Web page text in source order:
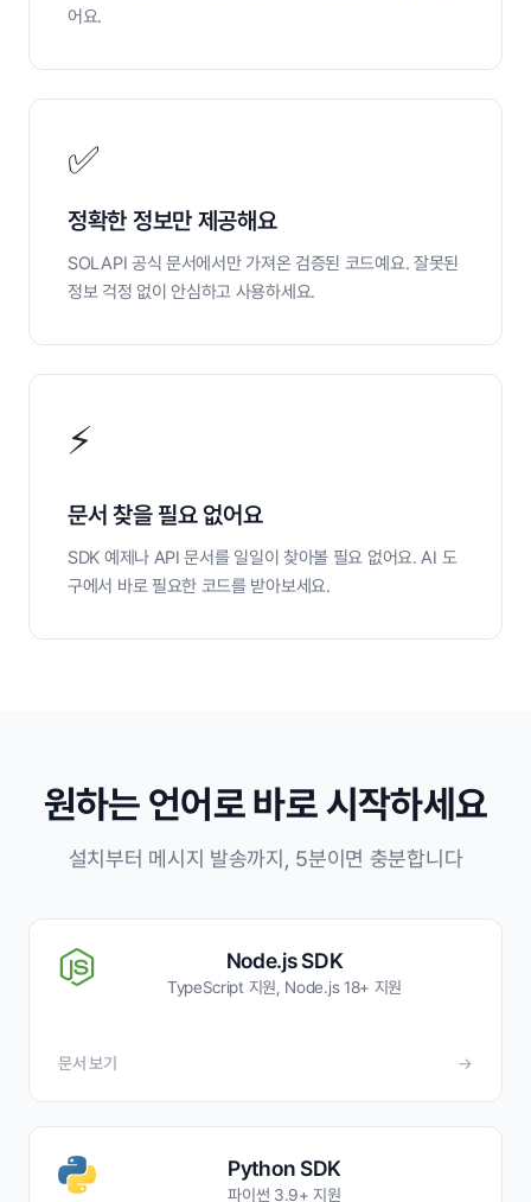
어요.
✅
정확한 정보만 제공해요
SOLAPI 공식 문서에서만 가져온 검증된 코드예요. 잘못된
정보 걱정 없이 안심하고 사용하세요.
⚡
문서 찾을 필요 없어요
SDK 예제나 API 문서를 일일이 찾아볼 필요 없어요. AI 도
구에서 바로 필요한 코드를 받아보세요.
원하는 언어로 바로 시작하세요
설치부터 메시지 발송까지, 5분이면 충분합니다
Node.js SDK
TypeScript 지원, Node.js 18+ 지원
문서 보기 →
Python SDK
파이썬 3.9+ 지원